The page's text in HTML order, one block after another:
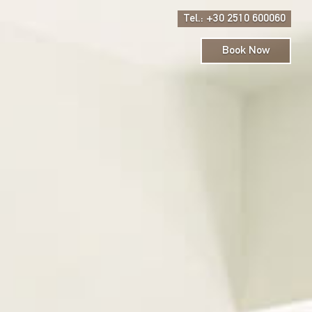
Tel.: +30 2510 600060
Book Now